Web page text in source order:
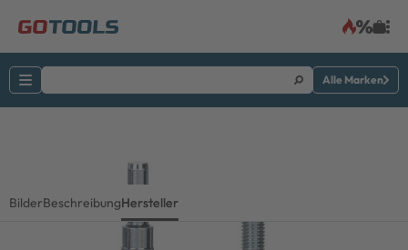
Alle Marken
BilderBeschreibungHersteller